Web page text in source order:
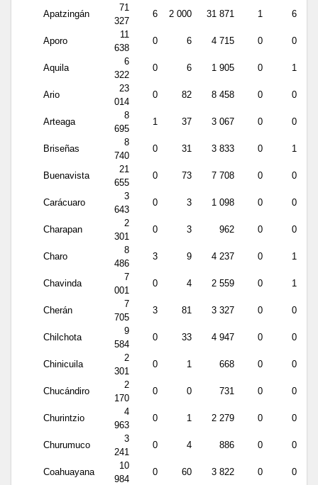
Apatzingán
71
327
6 2 000 31 871 1 6
Aporo
11
638
0 6 4 715 0 0
Aquila
6
322
0 6 1 905 0 1
Ario
23
014
0 82 8 458 0 0
Arteaga
8
695
1 37 3 067 0 0
Briseñas
8
740
0 31 3 833 0 1
Buenavista
21
655
0 73 7 708 0 0
Carácuaro
3
643
0 3 1 098 0 0
Charapan
2
301
0 3 962 0 0
Charo
8
486
3 9 4 237 0 1
Chavinda
7
001
0 4 2 559 0 1
Cherán
7
705
3 81 3 327 0 0
Chilchota
9
584
0 33 4 947 0 0
Chinicuila
2
301
0 1 668 0 0
Chucándiro
2
170
0 0 731 0 0
Churintzio
4
963
0 1 2 279 0 0
Churumuco
3
241
0 4 886 0 0
Coahuayana
10
984
0 60 3 822 0
0